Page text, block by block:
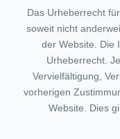
Das Urheberrecht
soweit nicht
der Website. Die
Urheberrecht.
Vervielfältigung,
vorherigen
Website. Dies